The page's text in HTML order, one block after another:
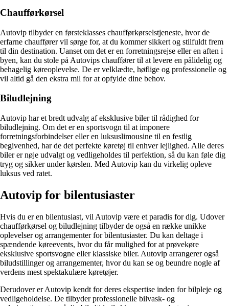
Chaufførkørsel
Autovip tilbyder en førsteklasses chaufførkørselstjeneste, hvor de
erfarne chauffører vil sørge for, at du kommer sikkert og stilfuldt frem
til din destination. Uanset om det er en forretningsrejse eller en aften i
byen, kan du stole på Autovips chauffører til at levere en pålidelig og
behagelig køreoplevelse. De er velklædte, høflige og professionelle og
vil altid gå den ekstra mil for at opfylde dine behov.
Biludlejning
Autovip har et bredt udvalg af eksklusive biler til rådighed for
biludlejning. Om det er en sportsvogn til at imponere
forretningsforbindelser eller en luksuslimousine til en festlig
begivenhed, har de det perfekte køretøj til enhver lejlighed. Alle deres
biler er nøje udvalgt og vedligeholdes til perfektion, så du kan føle dig
tryg og sikker under kørslen. Med Autovip kan du virkelig opleve
luksus ved ratet.
Autovip for bilentusiaster
Hvis du er en bilentusiast, vil Autovip være et paradis for dig. Udover
chaufførkørsel og biludlejning tilbyder de også en række unikke
oplevelser og arrangementer for bilentusiaster. Du kan deltage i
spændende køreevents, hvor du får mulighed for at prøvekøre
eksklusive sportsvogne eller klassiske biler. Autovip arrangerer også
biludstillinger og arrangementer, hvor du kan se og beundre nogle af
verdens mest spektakulære køretøjer.
Derudover er Autovip kendt for deres ekspertise inden for bilpleje og
vedligeholdelse. De tilbyder professionelle bilvask- og